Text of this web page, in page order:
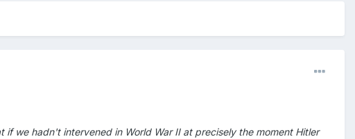
we hadn't intervened in World War II at precisely the moment Hitler